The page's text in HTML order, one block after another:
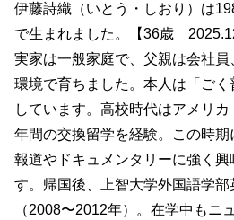
伊藤詩織（いとう・しおり）は
で生まれました。【36歳
実家は一般家庭で、父親は会社員
環境で育ちました。本人は「ご
しています。高校時代はアメリ
年間の交換留学を経験。この時
報道やドキュメンタリーに強く興
す。帰国後、上智大学外国語学部
（2008〜2012年）。在学中もニ